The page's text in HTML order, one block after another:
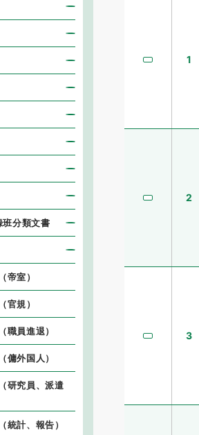
1
2
3
分類文書
室）
規）
員進退）
外国人）
研究員、派遣
計、報告）